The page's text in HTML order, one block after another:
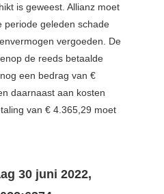
is geweest. Allianz moet
periode geleden schade
vergoeden. De
de reeds betaalde
een bedrag van €
daarnaast aan kosten
van € 4.365,29 moet
30 juni 2022,